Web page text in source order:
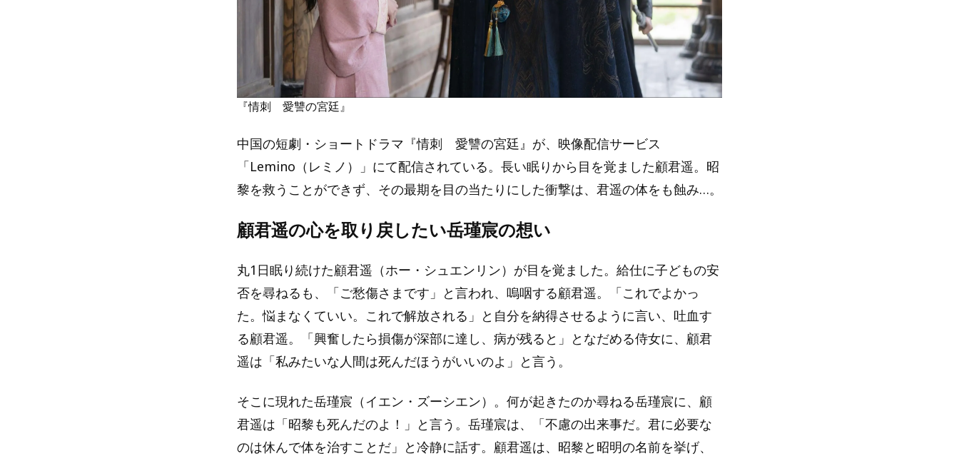
『情刺 愛讐の宮廷』
中国の短劇・ショートドラマ『情刺 愛讐の宮廷』が、映像配信サービス
「Lemino（レミノ）」にて配信されている。長い眠りから目を覚ました顧君遥。昭
黎を救うことができず、その最期を目の当たりにした衝撃は、君遥の体をも蝕み…。
顧君遥の心を取り戻したい岳瑾宸の想い
丸1日眠り続けた顧君遥（ホー・シュエンリン）が目を覚ました。給仕に子どもの安
否を尋ねるも、「ご愁傷さまです」と言われ、嗚咽する顧君遥。「これでよかっ
た。悩まなくていい。これで解放される」と自分を納得させるように言い、吐血す
る顧君遥。「興奮したら損傷が深部に達し、病が残ると」となだめる侍女に、顧君
遥は「私みたいな人間は死んだほうがいいのよ」と言う。
そこに現れた岳瑾宸（イエン・ズーシエン）。何が起きたのか尋ねる岳瑾宸に、顧
君遥は「昭黎も死んだのよ！」と言う。岳瑾宸は、「不慮の出来事だ。君に必要な
のは休んで体を治すことだ」と冷静に話す。顧君遥は、昭黎と昭明の名前を挙げ、